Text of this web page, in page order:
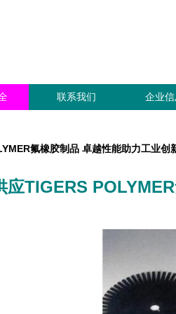
联系我们 企业信
氟橡胶制品 卓越性能助力工业创
应TIGERS